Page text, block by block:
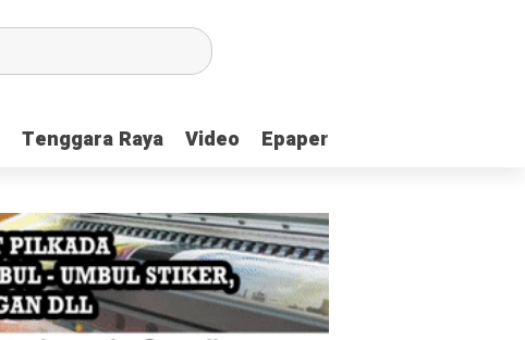
Tenggara Raya Video Epaper
Tenggara Raya Video Epaper